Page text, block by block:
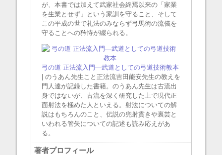
が、本書では加えて武家社会終焉以来の「家業
を生業とせず」という家訓を守ること、そして
この平成の世で礼法のみならず弓馬術の流儀を
守ることへの矜恃が綴られる。
弓の道 正法流入門―武道としての弓道技術教本
| のうあん先生こと正法流吉田能安先生の教えを
門人達が記録した書籍。のうあん先生は古流出
身ではないが、古流を深く研究した上で現代正
面射法を極めた人といえる。射法についての解
説はもちろんのこと、伝説の兜射貫きや裏芸と
いわれる管矢についての記述も読み応えがあ
る。
著者プロフィール